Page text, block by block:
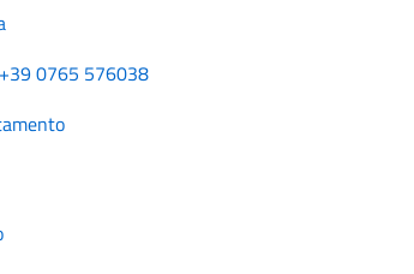
0765 576038